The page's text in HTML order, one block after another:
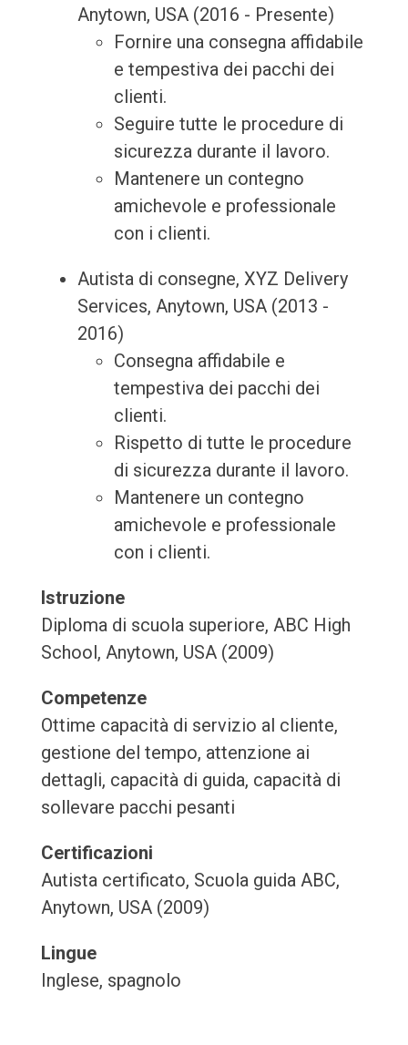
Anytown, USA (2016 - Presente)
Fornire una consegna affidabile
e tempestiva dei pacchi dei
clienti.
Seguire tutte le procedure di
sicurezza durante il lavoro.
Mantenere un contegno
amichevole e professionale
con i clienti.
Autista di consegne, XYZ Delivery
Services, Anytown, USA (2013 -
2016)
Consegna affidabile e
tempestiva dei pacchi dei
clienti.
Rispetto di tutte le procedure
di sicurezza durante il lavoro.
Mantenere un contegno
amichevole e professionale
con i clienti.
Istruzione
Diploma di scuola superiore, ABC High
School, Anytown, USA (2009)
Competenze
Ottime capacità di servizio al cliente,
gestione del tempo, attenzione ai
dettagli, capacità di guida, capacità di
sollevare pacchi pesanti
Certificazioni
Autista certificato, Scuola guida ABC,
Anytown, USA (2009)
Lingue
Inglese, spagnolo